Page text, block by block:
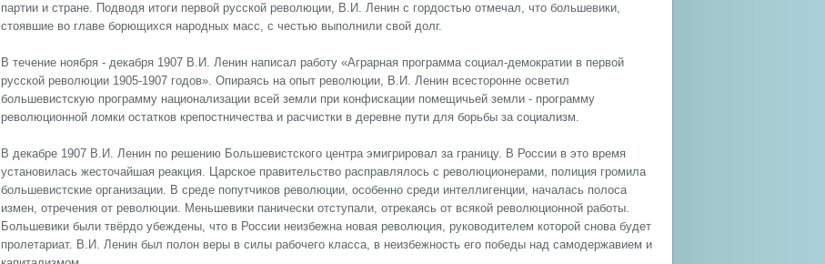
партии и стране. Подводя итоги первой русской революции, В.И. Ленин с гордостью отмечал, что большевики,
стоявшие во главе борющихся народных масс, с честью выполнили свой долг.
В течение ноября - декабря 1907 В.И. Ленин написал работу «Аграрная программа социал-демократии в первой
русской революции 1905-1907 годов». Опираясь на опыт революции, В.И. Ленин всесторонне осветил
большевистскую программу национализации всей земли при конфискации помещичьей земли - программу
революционной ломки остатков крепостничества и расчистки в деревне пути для борьбы за социализм.
В декабре 1907 В.И. Ленин по решению Большевистского центра эмигрировал за границу. В России в это время
установилась жесточайшая реакция. Царское правительство расправлялось с революционерами, полиция громила
большевистские организации. В среде попутчиков революции, особенно среди интеллигенции, началась полоса
измен, отречения от революции. Меньшевики панически отступали, отрекаясь от всякой революционной работы.
Большевики были твёрдо убеждены, что в России неизбежна новая революция, руководителем которой снова будет
пролетариат. В.И. Ленин был полон веры в силы рабочего класса, в неизбежность его победы над самодержавием и